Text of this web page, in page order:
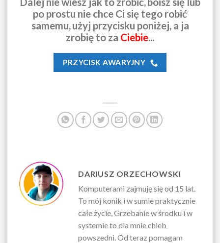
po prostu nie chce Ci się tego robić
samemu,użyj przycisku poniżej, a ja
zrobię to za Ciebie...
PRZYCISK AWARYJNY
DARIUSZ ORZECHOWSKI
Komputerami zajmuję się od 15 lat.
To mój konik i w sumie praktycznie
całe życie, Grzebanie w środku i w
systemie to dla mnie chleb
powszedni. Od teraz pomagam